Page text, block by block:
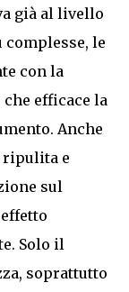
già al livello
le
con la
efficace la
Anche
ripulita e
sul
Solo il
soprattutto